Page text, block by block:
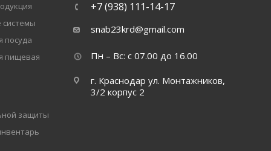
посуда
пищевая
защиты
+7 (938) 111-14-17
snab23krd@gmail.com
Пн – Вс: с 07.00 до 16.00
г. Краснодар ул. Монтажников,
3/2 корпус 2